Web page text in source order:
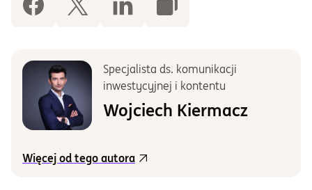
Specjalista ds. komunikacji
inwestycyjnej i kontentu
Wojciech Kiermacz
Więcej od tego autora